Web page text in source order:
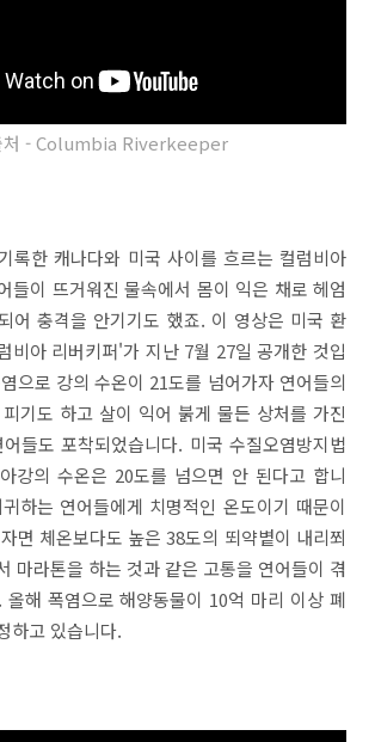
처 - Columbia Riverkeeper
록한 캐나다와 미국 사이를 흐르는 컬럼비아
들이 뜨거워진 물속에서 몸이 익은 채로 헤엄
어 충격을 안기기도 했죠. 이 영상은 미국 환
비아 리버키퍼'가 지난 7월 27일 공개한 것입
으로 강의 수온이 21도를 넘어가자 연어들의
기도 하고 살이 익어 붉게 물든 상처를 가진
들도 포착되었습니다. 미국 수질오염방지법
강의 수온은 20도를 넘으면 안 된다고 합니
하는 연어들에게 치명적인 온도이기 때문이
면 체온보다도 높은 38도의 뙤약볕이 내리쬐
마라톤을 하는 것과 같은 고통을 연어들이 겪
올해 폭염으로 해양동물이 10억 마리 이상 폐
하고 있습니다.